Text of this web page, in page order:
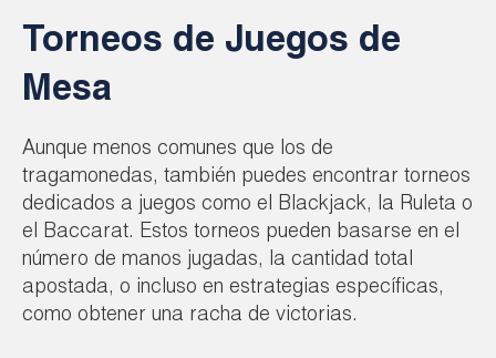
Torneos de Juegos de
Mesa
Aunque menos comunes que los de
tragamonedas, también puedes encontrar torneos
dedicados a juegos como el Blackjack, la Ruleta o
el Baccarat. Estos torneos pueden basarse en el
número de manos jugadas, la cantidad total
apostada, o incluso en estrategias específicas,
como obtener una racha de victorias.